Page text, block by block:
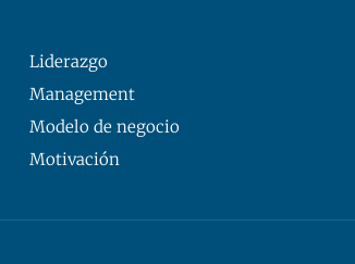
Liderazgo
Management
Modelo de negocio
Motivación